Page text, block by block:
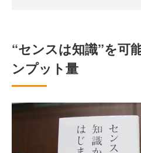
“センスは知識”を可
ンプット量